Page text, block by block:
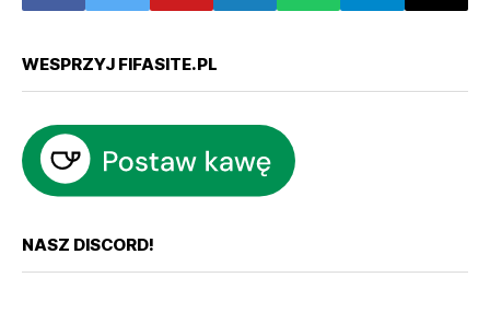
WESPRZYJ FIFASITE.PL
NASZ DISCORD!